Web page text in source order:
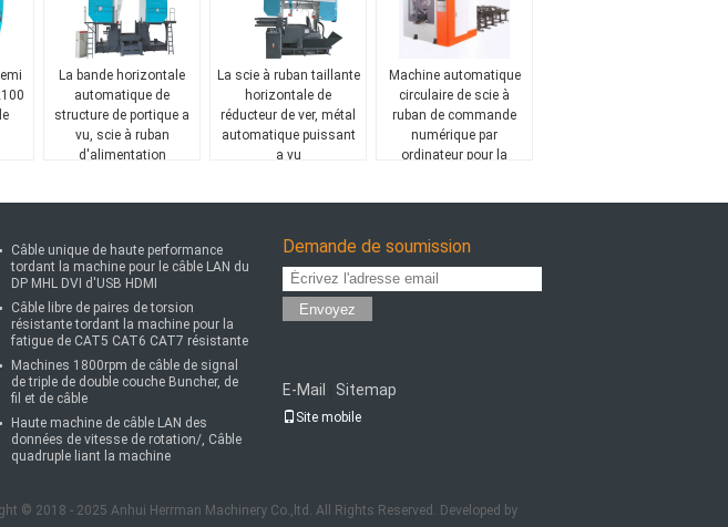
La bande horizontale
automatique de
structure de portique a
vu, scie à ruban
d'alimentation
La scie à ruban taillante
horizontale de
réducteur de ver, métal
automatique puissant
a vu
Machine automatique
circulaire de scie à
ruban de commande
numérique par
ordinateur pour la
Câble unique de haute performance
tordant la machine pour le câble LAN du
DP MHL DVI d'USB HDMI
Câble libre de paires de torsion
résistante tordant la machine pour la
fatigue de CAT5 CAT6 CAT7 résistante
Machines 1800rpm de câble de signal
de triple de double couche Buncher, de
fil et de câble
Haute machine de câble LAN des
données de vitesse de rotation/, Câble
quadruple liant la machine
Demande de soumission
Envoyez
E-Mail Sitemap
Site mobile
© 2018 - 2025 Anhui Herrman Machinery Co.,ltd. All Rights Reserved. Developed by